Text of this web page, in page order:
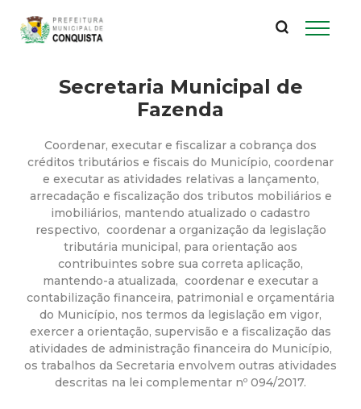
conteúdo
principal
P
e
i
u
r
a
Secretaria Municipal de
Fazenda
Coordenar, executar e fiscalizar a cobrança dos
créditos tributários e fiscais do Município, coordenar
e executar as atividades relativas a lançamento,
arrecadação e fiscalização dos tributos mobiliários e
imobiliários, mantendo atualizado o cadastro
respectivo, coordenar a organização da legislação
tributária municipal, para orientação aos
contribuintes sobre sua correta aplicação,
mantendo-a atualizada, coordenar e executar a
contabilização financeira, patrimonial e orçamentária
do Município, nos termos da legislação em vigor,
exercer a orientação, supervisão e a fiscalização das
atividades de administração financeira do Município,
os trabalhos da Secretaria envolvem outras atividades
descritas na lei complementar nº 094/2017.